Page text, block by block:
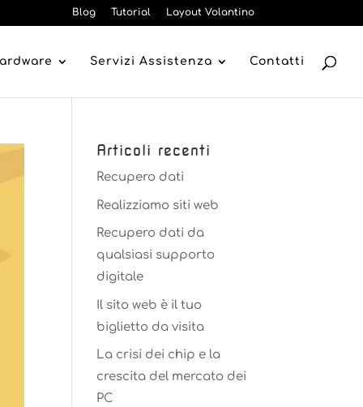
Blog Tutorial Layout Volantino
Servizi Assistenza Contatti
Articoli recenti
Recupero dati
Realizziamo siti web
Recupero dati da
qualsiasi supporto
digitale
Il sito web è il tuo
biglietto da visita
La crisi dei chip e la
crescita del mercato dei
PC